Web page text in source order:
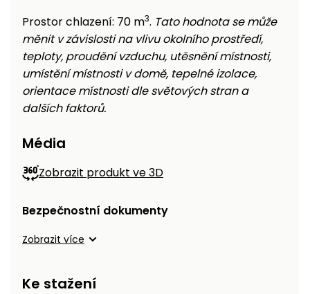
Prostor chlazení: 70 m3. Tato hodnota se může
měnit v závislosti na vlivu okolního prostředí,
teploty, proudění vzduchu, utěsnění místnosti,
umístění místnosti v domě, tepelné izolace,
orientace místnosti dle světových stran a
dalších faktorů.
Média
Zobrazit produkt ve 3D
Bezpečnostní dokumenty
Zobrazit více
Ke stažení